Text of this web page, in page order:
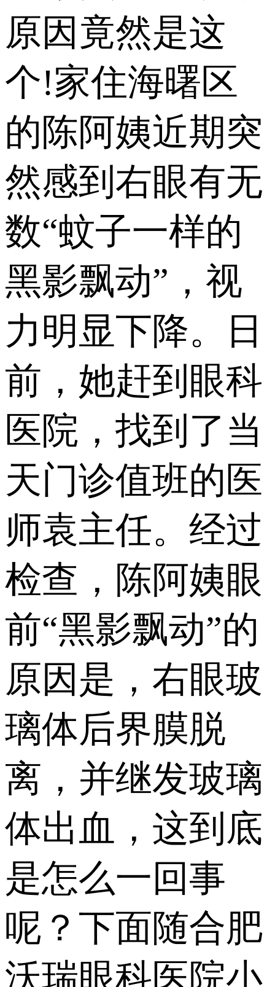
原因竟然是这
个!家住海曙区
的陈阿姨近期突
然感到右眼有无
数“蚊子一样的
黑影飘动”，视
力明显下降。日
前，她赶到眼科
医院，找到了当
天门诊值班的医
师袁主任。经过
检查，陈阿姨眼
前“黑影飘动”的
原因是，右眼玻
璃体后界膜脱
离，并继发玻璃
体出血，这到底
是怎么一回事
呢？下面随合肥
沃瑞眼科医院小